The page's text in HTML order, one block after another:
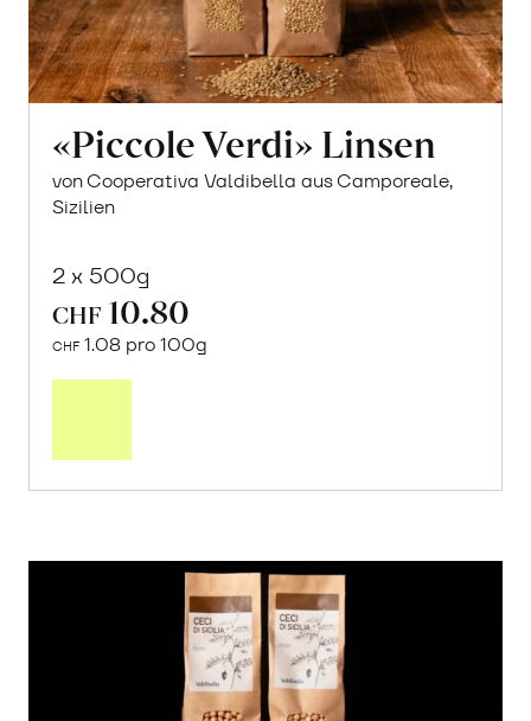
«Piccole Verdi» Linsen
von Cooperativa Valdibella aus Camporeale,
Sizilien
2 x 500g
CHF 10.80
CHF 1.08 pro 100g